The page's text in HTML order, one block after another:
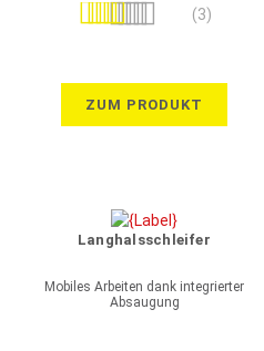
Bewertung:
(3)
ZUM PRODUKT
Langhalsschleifer
Mobiles Arbeiten dank integrierter
Absaugung